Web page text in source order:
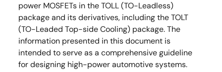
power MOSFETs in the TOLL (TO-Leadless)
package and its derivatives, including the TOLT
(TO-Leaded Top-side Cooling) package. The
information presented in this document is
intended to serve as a comprehensive guideline
for designing high-power automotive systems.